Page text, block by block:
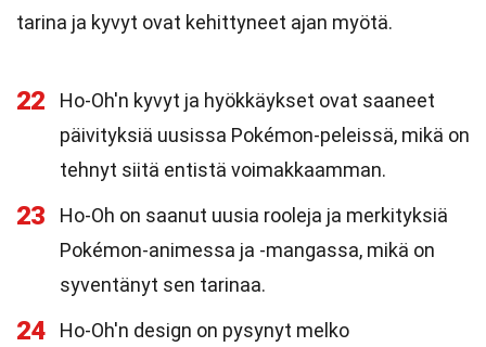
tarina ja kyvyt ovat kehittyneet ajan myötä.
22
Ho-Oh'n kyvyt ja hyökkäykset ovat saaneet
päivityksiä uusissa Pokémon-peleissä, mikä on
tehnyt siitä entistä voimakkaamman.
23
Ho-Oh on saanut uusia rooleja ja merkityksiä
Pokémon-animessa ja -mangassa, mikä on
syventänyt sen tarinaa.
24
Ho-Oh'n design on pysynyt melko